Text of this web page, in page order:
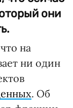
они
на
ни один
. Об